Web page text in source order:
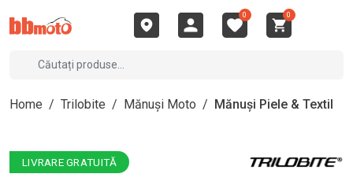
0 0
Home / Trilobite / Mănuși Moto / Mănuși Piele & Textil
LIVRARE GRATUITĂ